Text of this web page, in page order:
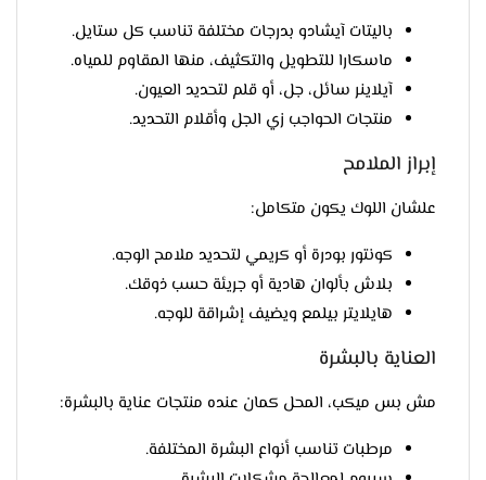
باليتات آيشادو بدرجات مختلفة تناسب كل ستايل.
ماسكارا للتطويل والتكثيف، منها المقاوم للمياه.
آيلاينر سائل، جل، أو قلم لتحديد العيون.
منتجات الحواجب زي الجل وأقلام التحديد.
إبراز الملامح
علشان اللوك يكون متكامل:
كونتور بودرة أو كريمي لتحديد ملامح الوجه.
بلاش بألوان هادية أو جريئة حسب ذوقك.
هايلايتر بيلمع ويضيف إشراقة للوجه.
العناية بالبشرة
مش بس ميكب، المحل كمان عنده منتجات عناية بالبشرة:
مرطبات تناسب أنواع البشرة المختلفة.